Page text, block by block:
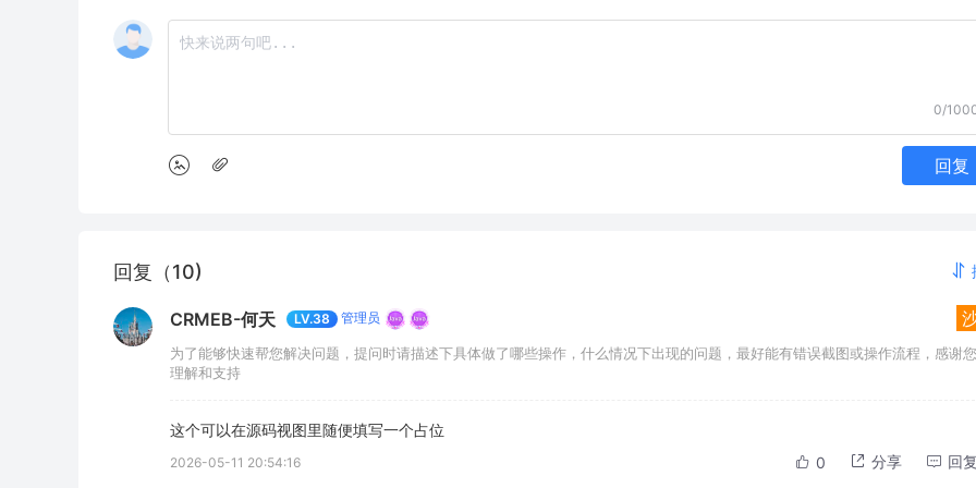
0/
回复
回复（10)
CRMEB-何天 LV.38 管理员
为了能够快速帮您解决问题，提问时请描述下具体做了哪些操作，什么情况下出现的问题，最好能有错误截图或操作流程，感谢
理解和支持
这个可以在源码视图里随便填写一个占位
2026-05-11 20:54:16 0 分享 回复